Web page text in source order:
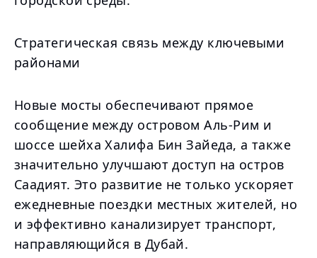
Стратегическая связь между ключевыми
районами
Новые мосты обеспечивают прямое
сообщение между островом Аль-Рим и
шоссе шейха Халифа Бин Зайеда, а также
значительно улучшают доступ на остров
Саадият. Это развитие не только ускоряет
ежедневные поездки местных жителей, но
и эффективно канализирует транспорт,
направляющийся в Дубай.